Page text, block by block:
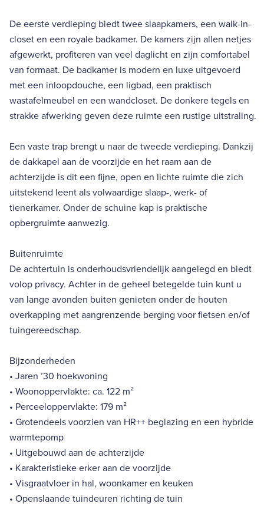
De eerste verdieping biedt twee slaapkamers, een walk-in-
closet en een royale badkamer. De kamers zijn allen netjes
afgewerkt, profiteren van veel daglicht en zijn comfortabel
van formaat. De badkamer is modern en luxe uitgevoerd
met een inloopdouche, een ligbad, een praktisch
wastafelmeubel en een wandcloset. De donkere tegels en
strakke afwerking geven deze ruimte een rustige uitstraling.
Een vaste trap brengt u naar de tweede verdieping. Dankzij
de dakkapel aan de voorzijde en het raam aan de
achterzijde is dit een fijne, open en lichte ruimte die zich
uitstekend leent als volwaardige slaap-, werk- of
tienerkamer. Onder de schuine kap is praktische
opbergruimte aanwezig.
Buitenruimte
De achtertuin is onderhoudsvriendelijk aangelegd en biedt
volop privacy. Achter in de geheel betegelde tuin kunt u
van lange avonden buiten genieten onder de houten
overkapping met aangrenzende berging voor fietsen en/of
tuingereedschap.
Bijzonderheden
• Jaren ’30 hoekwoning
• Woonoppervlakte: ca. 122 m²
• Perceeloppervlakte: 179 m²
• Grotendeels voorzien van HR++ beglazing en een hybride
warmtepomp
• Uitgebouwd aan de achterzijde
• Karakteristieke erker aan de voorzijde
• Visgraatvloer in hal, woonkamer en keuken
• Openslaande tuindeuren richting de tuin